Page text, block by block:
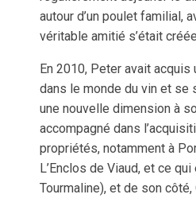
autour d’un poulet familial,
véritable amitié s’était
En 2010, Peter avait acquis
dans le monde du vin et se
une nouvelle dimension à
accompagné dans
propriétés, notamment à
L’Enclos de Viaud, et ce
Tourmaline), et de son côté,